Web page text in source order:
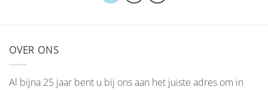
OVER ONS
Al bijna 25 jaar bent u bij ons aan het juiste adres om in